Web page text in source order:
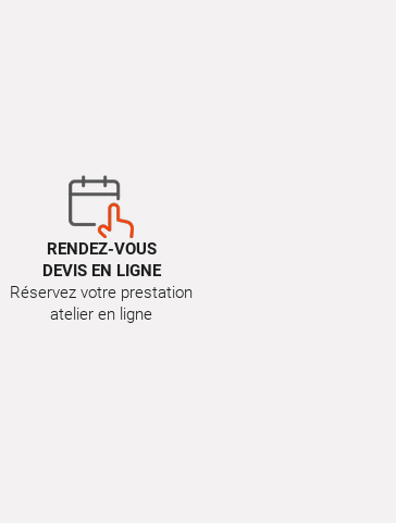
RENDEZ-VOUS
DEVIS EN LIGNE
Réservez votre prestation
atelier en ligne